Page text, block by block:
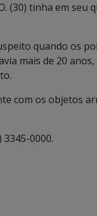
(30) tinha em seu
quando os
mais de 20
com os objetos
0000.